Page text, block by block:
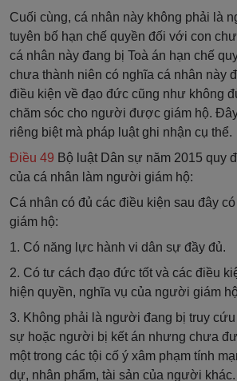
Cuối cùng, cá nhân này không phải là
tuyên bố hạn chế quyền đối với con
cá nhân này đang bị Toà án hạn chế
chưa thành niên có nghĩa cá nhân này
điều kiện về đạo đức cũng như không
chăm sóc cho người được giám hộ.
riêng biệt mà pháp luật ghi nhận cụ thể.
Điều 49 Bộ luật Dân sự năm 2015 quy
của cá nhân làm người giám hộ:
Cá nhân có đủ các điều kiện sau đây
giám hộ:
1. Có năng lực hành vi dân sự đầy đủ.
2. Có tư cách đạo đức tốt và các điều
hiện quyền, nghĩa vụ của người giám
3. Không phải là người đang bị truy
sự hoặc người bị kết án nhưng chưa
một trong các tội cố ý xâm phạm tính
dự, nhân phẩm, tài sản của người khác.